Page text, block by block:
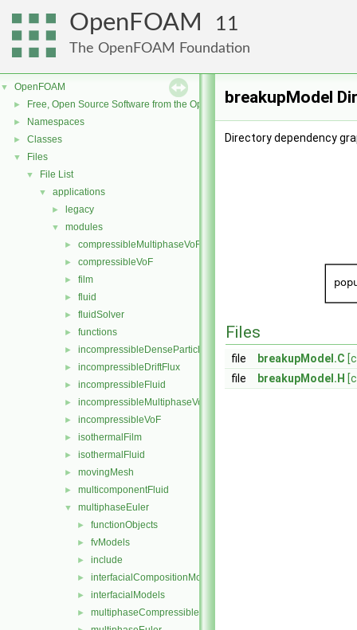
OpenFOAM 11
The OpenFOAM Foundation
▼ OpenFOAM
► Free, Open Source Software from the OpenFOAM Foundation
► Namespaces
► Classes
▼ Files
▼ File List
▼ applications
► legacy
▼ modules
► compressibleMultiphaseVoF
► compressibleVoF
► film
► fluid
► fluidSolver
► functions
► incompressibleDenseParticleFluid
► incompressibleDriftFlux
► incompressibleFluid
► incompressibleMultiphaseVoF
► incompressibleVoF
► isothermalFilm
► isothermalFluid
► movingMesh
► multicomponentFluid
▼ multiphaseEuler
► functionObjects
► fvModels
► include
► interfacialCompositionModels
► interfacialModels
► multiphaseCompressibleMomentumTransportModels
breakupModel
Directory dependency
Files
file breakupModel.C
file
breakupModel.H